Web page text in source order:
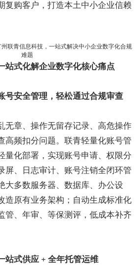
复购客户，打造本土中小企业信赖
站式化解企业数字化核心痛点
号安全管理，轻松通过合规审查
无章、操作无留存记录、高危操作
高频扣分问题。联青轻量化账号管
量化部署，实现账号申请、权限分
屏、日志审计、账号注销全闭环管
大多数服务器、数据库、办公设
造原有业务架构；自动生成标准化
管、年审、等保测评，低成本补齐
站式供应 + 全年托管运维